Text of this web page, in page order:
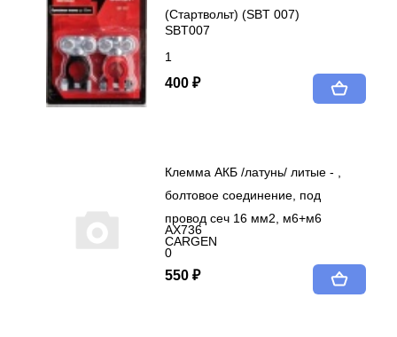
(Стартвольт) (SBT 007)
SBT007
1
400 ₽
Клемма АКБ /латунь/ литые - ,
болтовое соединение, под
провод сеч 16 мм2, м6+м6
CARGEN
AX736
0
550 ₽